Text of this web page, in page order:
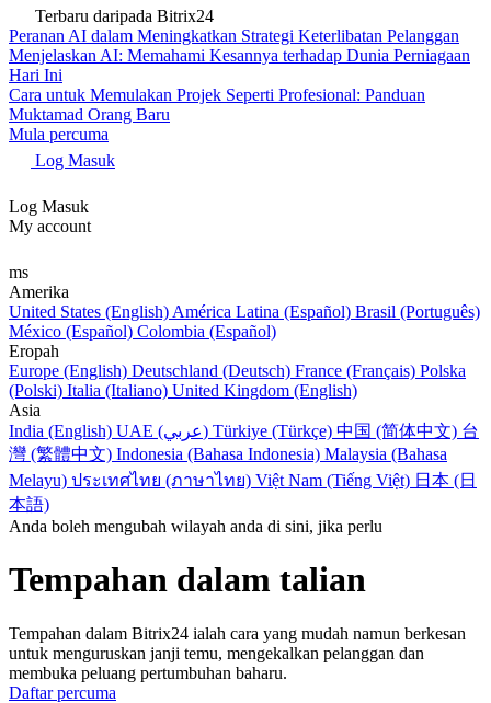
Terbaru daripada Bitrix24
Peranan AI dalam Meningkatkan Strategi Keterlibatan Pelanggan
Menjelaskan AI: Memahami Kesannya terhadap Dunia Perniagaan
Hari Ini
Cara untuk Memulakan Projek Seperti Profesional: Panduan
Muktamad Orang Baru
Mula percuma
Log Masuk
Log Masuk
My account
ms
Amerika
United States (English) América Latina (Español) Brasil (Português)
México (Español) Colombia (Español)
Eropah
Europe (English) Deutschland (Deutsch) France (Français) Polska
(Polski) Italia (Italiano) United Kingdom (English)
Asia
India (English)
UAE (عربي) Türkiye (Türkçe) 中国 (简体中文) 台
灣 (繁體中文) Indonesia (Bahasa Indonesia) Malaysia (Bahasa
Melayu) ประเทศไทย (ภาษาไทย) Việt Nam (Tiếng Việt) 日本 (日
本語)
Anda boleh mengubah wilayah anda di sini, jika perlu
Tempahan dalam talian
Tempahan dalam Bitrix24 ialah cara yang mudah namun berkesan
untuk menguruskan janji temu, mengekalkan pelanggan dan
membuka peluang pertumbuhan baharu.
Daftar percuma